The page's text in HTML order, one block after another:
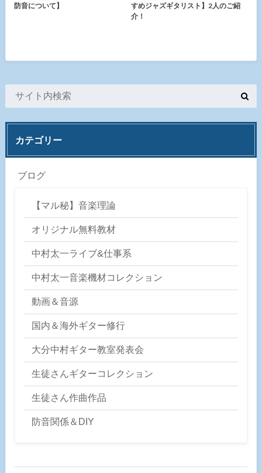
防音について】
すめジャズギタリスト】2人のご紹
介！
カテゴリー
ブログ
【マル秘】音楽理論
オリジナル無料教材
中村太一ライブ&仕事系
中村太一音楽機材コレクション
動画＆音源
国内＆海外ギター修行
大分中村ギター教室発表会
生徒さんギターコレクション
生徒さん作曲作品
防音関係＆DIY